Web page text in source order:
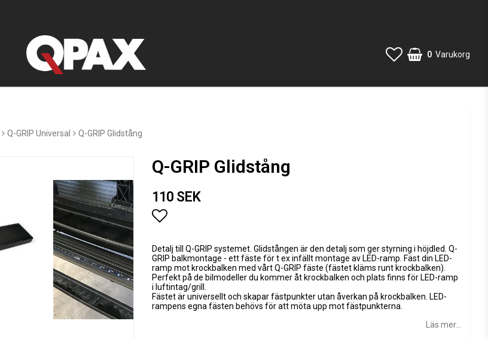
0 Varukorg
Q-GRIP Universal Q-GRIP Glidstång
Q-GRIP Glidstång
110 SEK
Detalj till Q-GRIP systemet. Glidstången är den detalj som ger styrning i höjdled. Q-
GRIP balkmontage - ett fäste för t ex infällt montage av LED-ramp. Fäst din LED-
ramp mot krockbalken med vårt Q-GRIP fäste (fästet kläms runt krockbalken).
Perfekt på de bilmodeller du kommer åt krockbalken och plats finns för LED-ramp
i luftintag/grill.
Fästet är universellt och skapar fästpunkter utan åverkan på krockbalken. LED-
rampens egna fästen behövs för att möta upp mot fästpunkterna.
Läs mer...